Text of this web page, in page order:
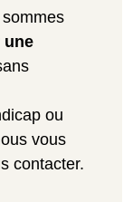
une
ou
vous
contacter.